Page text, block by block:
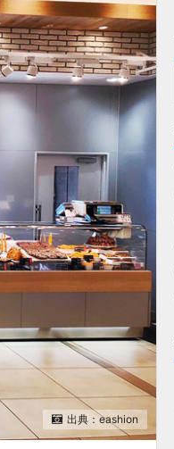
出典：eashion